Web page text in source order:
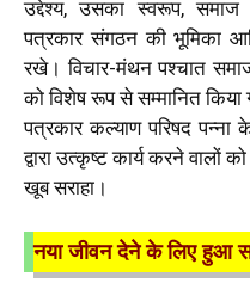
उद्देश्य, उसका स्वरूप, समाज
पत्रकार संगठन की भूमिका
रखे। विचार-मंथन पश्चात
को विशेष रूप से सम्मानित
पत्रकार कल्याण परिषद पन्ना
द्वारा उत्कृष्ट कार्य करने
खूब सराहा।
नया जीवन देने के लिए हुआ